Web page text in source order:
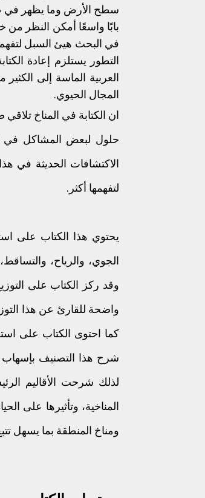
سطح الأرض وما يظهر في
بابًا واسعًا أمكن النظر
في البحث هيئ السبل لتفهم
التطور يستلزم إعادة
العربية الماسة إلى
المجال الحيوي.
ان الكتابة في المناخ
حلول لبعض المشاكل في
الاكتشافات الحديثة في
لتفهمها أكثر.
الجوي، والرياح،
وقد ركز الكتاب على
واضحة للقارئ عن هذا
كما احتوى الكتاب على
شرح هذا التصنيف بإسهاب
لذلك شرحت الأقاليم
المناخية، وتأثيرها على
ومناخ المنطقة بما يسهل